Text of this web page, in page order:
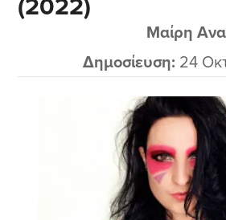
(2022)
Μαίρη
Δημοσίευση: 24